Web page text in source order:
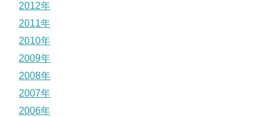
2012年
2011年
2010年
2009年
2008年
2007年
2006年